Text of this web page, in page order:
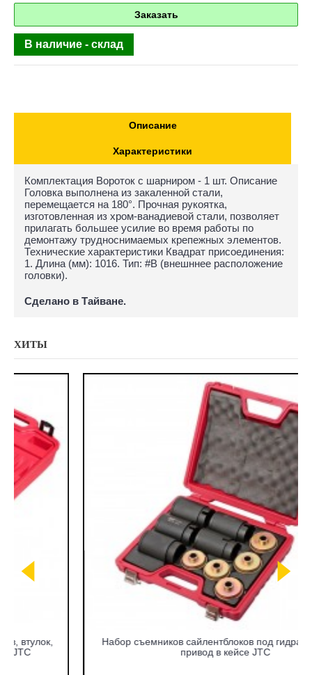
Заказать
В наличие - склад
Описание
Характеристики
Комплектация Вороток с шарниром - 1 шт. Описание
Головка выполнена из закаленной стали,
перемещается на 180°. Прочная рукоятка,
изготовленная из хром-ванадиевой стали, позволяет
прилагать большее усилие во время работы по
демонтажу трудноснимаемых крепежных элементов.
Технические характеристики Квадрат присоединения:
1. Длина (мм): 1016. Тип: #В (внешннее расположение
головки).
Сделано в Тайване.
ХИТЫ
Набор съемников сайлентблоков под гидравлический
привод в кейсе JTC